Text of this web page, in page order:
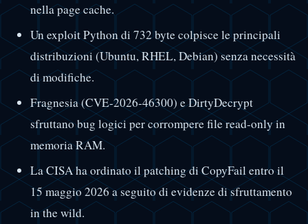
nella page cache.
Un exploit Python di 732 byte colpisce le principali
distribuzioni (Ubuntu, RHEL, Debian) senza necessità
di modifiche.
Fragnesia (CVE-2026-46300) e DirtyDecrypt
sfruttano bug logici per corrompere file read-only in
memoria RAM.
La CISA ha ordinato il patching di CopyFail entro il
15 maggio 2026 a seguito di evidenze di sfruttamento
in the wild.